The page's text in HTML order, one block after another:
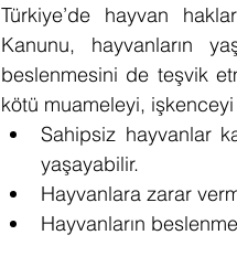
Türkiye’de hayvan
Kanunu, hayvanların
beslenmesini de teşvik
kötü muameleyi,
Sahipsiz hayvanlar
yaşayabilir.
Hayvanlara zarar
Hayvanların